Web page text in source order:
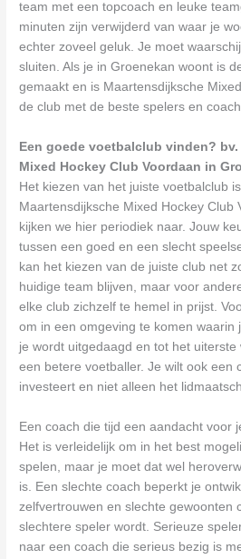
team met een topcoach en leuke
minuten zijn verwijderd van waar je
echter zoveel geluk. Je moet
sluiten. Als je in Groenekan woont is
gemaakt en is Maartensdijksche
de club met de beste spelers en
Een goede voetbalclub vinden?
Mixed Hockey Club Voordaan in
Het kiezen van het juiste voetbalclub
Maartensdijksche Mixed Hockey Club
kijken we hier periodiek naar. Jouw
tussen een goed en een slecht
kan het kiezen van de juiste club net
huidige team blijven, maar voor
elke club zichzelf te hemel in prijst.
om in een omgeving te komen waarin
je wordt uitgedaagd en tot het
een betere voetballer. Je wilt ook een
investeert en niet alleen het
Een coach die tijd een aandacht voor
Het is verleidelijk om in het best
spelen, maar je moet dat wel
is. Een slechte coach beperkt je
zelfvertrouwen en slechte gewoonten
slechtere speler wordt. Serieuze
naar een coach die serieus bezig is